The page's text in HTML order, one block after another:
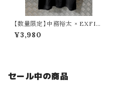
【数量限定】中務裕太 × EXFIG
HT Tシャツ（たかし けんこうだ
いいちver.）
¥3,980
セール中の商品